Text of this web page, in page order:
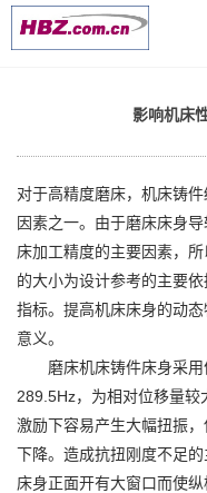
当前位置：网站首页
影响机床
对于高精度磨床，机床铸
因素之一。由于磨床床身
床加工精度的主要因素，
的大小为设计参考的主要
指标。提高机床床身的动
意义。
磨床机床铸件床身采用
289.5Hz，为相对位移量较
激励下容易产生大幅扭振
下降。造成抗扭刚度不足
床身正面开有大窗口而使纵